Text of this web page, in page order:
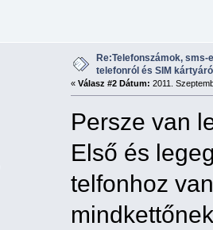
Re:Telefonszámok,
telefonról és SIM
« Válasz #2 Dátum: 2011.
Persze van
Első és
telfonhoz